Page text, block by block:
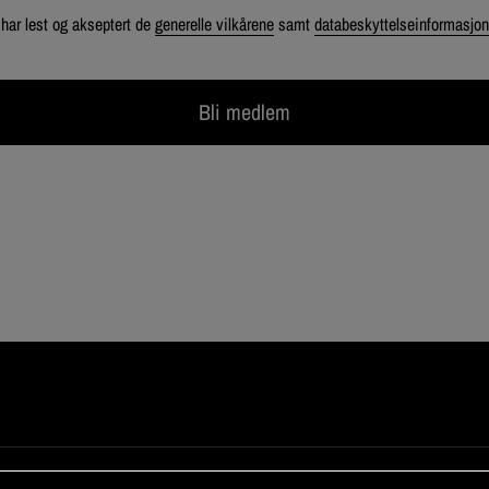
lest og akseptert degenerelle vilkårenesamt
Bli medlem